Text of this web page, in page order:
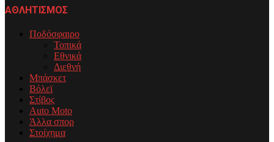
ΑΘΛΗΤΙΣΜΟΣ
Ποδόσφαιρο
Τοπικά
Εθνικά
Διεθνή
Μπάσκετ
Βόλεϊ
Στίβος
Auto Moto
Άλλα σπορ
Στοίχημα